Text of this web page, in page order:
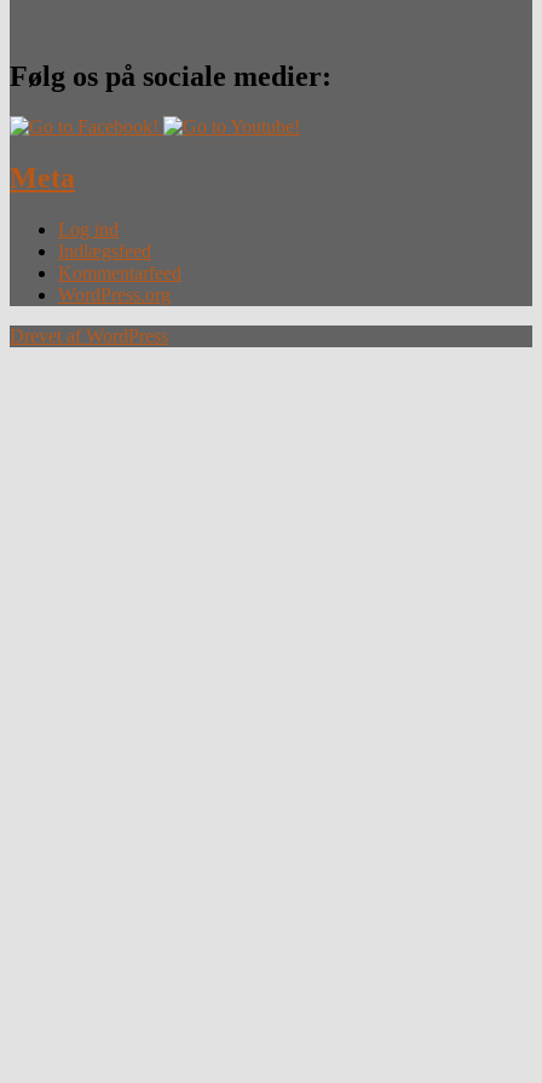
Følg os på sociale medier:
Meta
Log ind
Indlægsfeed
Kommentarfeed
WordPress.org
Drevet af WordPress